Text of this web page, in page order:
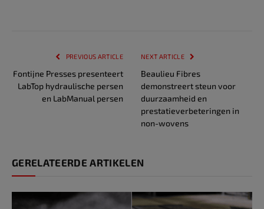
PREVIOUS ARTICLE
Fontijne Presses presenteert
LabTop hydraulische persen
en LabManual persen
NEXT ARTICLE
Beaulieu Fibres
demonstreert steun voor
duurzaamheid en
prestatieverbeteringen in
non-wovens
GERELATEERDE ARTIKELEN